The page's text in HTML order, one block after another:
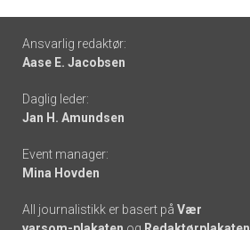
Footer
-
links
Ansvarlig redaktør:
Aase E. Jacobsen
Daglig leder:
Jan H. Amundsen
Event manager:
Mina Hovden
All journalistikk er basert på Vær